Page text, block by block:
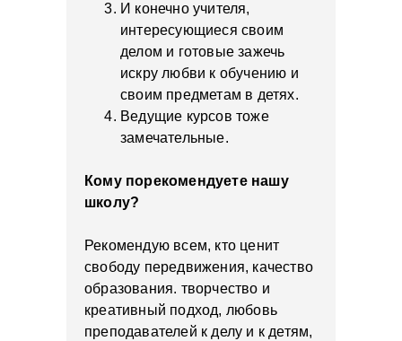
И конечно учителя,
интересующиеся своим
делом и готовые зажечь
искру любви к обучению и
своим предметам в детях.
Ведущие курсов тоже
замечательные.
Кому порекомендуете нашу
школу?
Рекомендую всем, кто ценит
свободу передвижения, качество
образования. творчество и
креативный подход, любовь
преподавателей к делу и к детям,